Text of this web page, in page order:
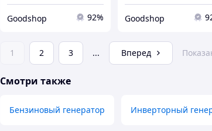
Goodshop 92% Goodshop
1 2 3 ... Вперед
Смотри также
Бензиновый генератор Инверторный